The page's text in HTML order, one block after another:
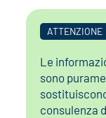
ATTENZIONE
Le
sono
consulenza